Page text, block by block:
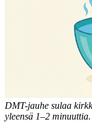
DMT-jauhe sulaa
yleensä 1–2 minuuttia.